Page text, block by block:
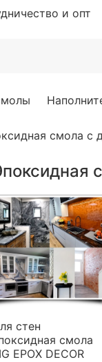
и опт
смола с
стен
смола
EPOX DECOR